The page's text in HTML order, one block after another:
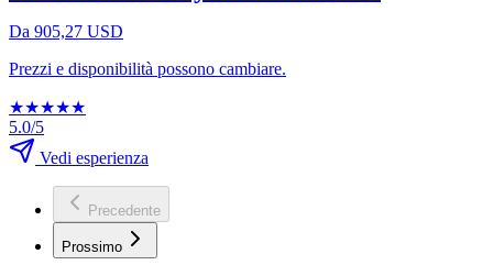
Da 905,27 USD
Prezzi e disponibilità possono cambiare.
★★★★★
5.0/5
Vedi esperienza
Precedente
Prossimo